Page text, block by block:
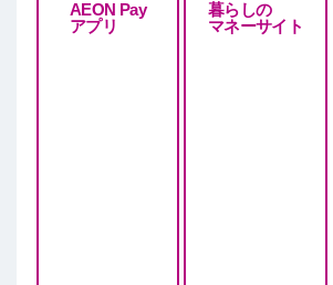
AEON Pay
アプリ
暮らしの
マネーサイト